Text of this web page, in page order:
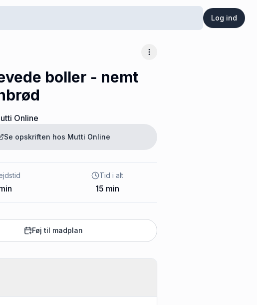
Log ind
Flere muligheder
boller - nemt
Online
Se opskriften hos Mutti Online
Tid i alt
15 min
Føj til madplan